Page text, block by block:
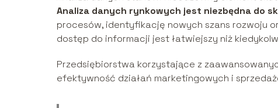
Analiza danych rynkowych jest niezbędna do
procesów, identyfikację nowych szans rozwoju
dostęp do informacji jest łatwiejszy niż
Przedsiębiorstwa korzystające z
efektywność działań marketingowych i